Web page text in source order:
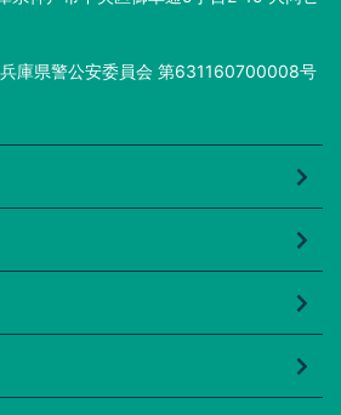
庫県警公安委員会 第631160700008号